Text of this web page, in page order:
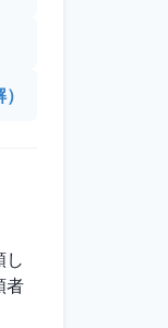
し
者